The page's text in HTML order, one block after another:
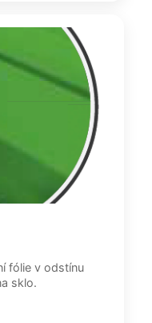
fólie v odstínu
sklo.